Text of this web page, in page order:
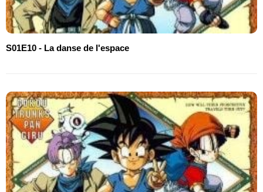
S01E10 - La danse de l'espace